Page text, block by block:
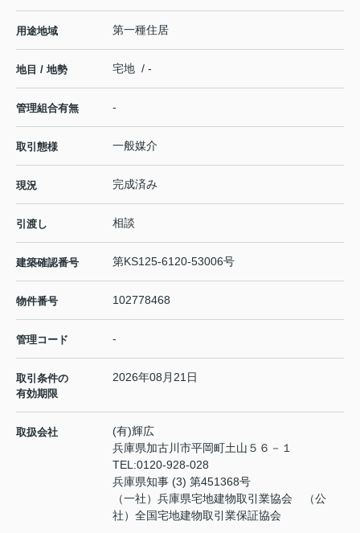
用途地域 第一種住居
地目 / 地勢 宅地 / -
管理組合有無 -
取引態様 一般媒介
現況 完成済み
引渡し 相談
建築確認番号 第KS125-6120-53006号
物件番号 102778468
管理コード -
取引条件の
有効期限
2026年08月21日
取扱会社
(有)輝広
兵庫県加古川市平岡町土山５６－１
TEL:0120-928-028
兵庫県知事 (3) 第451368号
（一社）兵庫県宅地建物取引業協会 （公
社）全国宅地建物取引業保証協会